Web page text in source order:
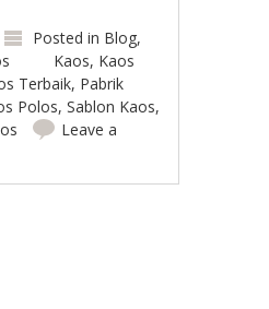
Posted in Blog,
Kaos, Kaos
Terbaik, Pabrik
Polos,Sablon Kaos,
Leave a